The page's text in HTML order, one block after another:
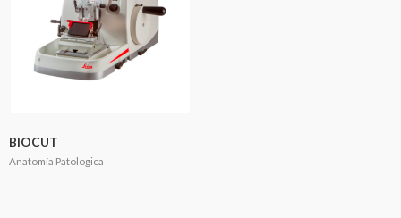
BIOCUT
Anatomía Patologica